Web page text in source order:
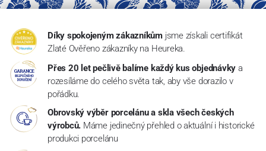
Díky spokojeným zákazníkům jsme získali certifikát
Zlaté Ověřeno zákazníky na Heureka.
Přes 20 let pečlivě balíme každý kus objednávky a
rozesíláme do celého světa tak, aby vše dorazilo v
pořádku.
Obrovský výběr porcelánu a skla všech českých
výrobců. Máme jedinečný přehled o aktuální i historické
produkci porcelánu